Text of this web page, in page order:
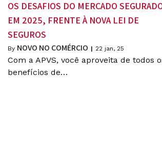
OS DESAFIOS DO MERCADO
EM 2025, FRENTE À NOVA LEI DE
SEGUROS
By NOVO NO COMÉRCIO | 22 jan, 25
Com a APVS, você aproveita de todos
benefícios de…